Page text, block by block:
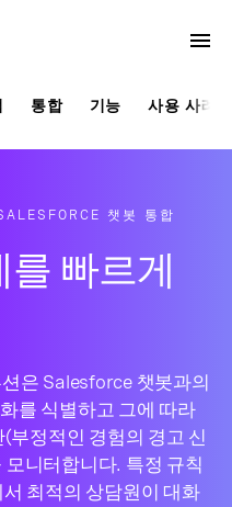
통합 기능 사용 사례
챗봇 통합
빠르게
은 Salesforce 챗봇과의
를 식별하고 그에 따라
부정적인 경험의 경고 신
니터합니다. 특정 규칙
최적의 상담원이 대화